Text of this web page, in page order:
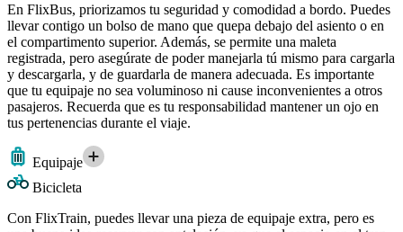
En FlixBus, priorizamos tu seguridad y comodidad a bordo. Puedes
llevar contigo un bolso de mano que quepa debajo del asiento o en
el compartimento superior. Además, se permite una maleta
registrada, pero asegúrate de poder manejarla tú mismo para cargarla
y descargarla, y de guardarla de manera adecuada. Es importante
que tu equipaje no sea voluminoso ni cause inconvenientes a otros
pasajeros. Recuerda que es tu responsabilidad mantener un ojo en
tus pertenencias durante el viaje.
Equipaje
Bicicleta
Con FlixTrain, puedes llevar una pieza de equipaje extra, pero es